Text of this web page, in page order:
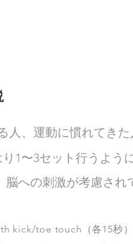
、運動に慣れてきた
1〜3セット行うよう
への刺激が考慮され
kick/toe touch（各15秒）